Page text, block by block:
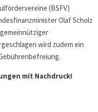
(BSFV)
Olaf Scholz
gemeinnütziger
wird zudem ein
mit Nachdruck!